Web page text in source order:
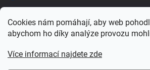
Cookies nám pomáhají, aby web
abychom ho díky analýze provozu
Více informací najdete zde